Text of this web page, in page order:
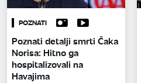
POZNATI
Poznati detalji smrti Čaka
Norisa: Hitno ga
hospitalizovali na
Havajima